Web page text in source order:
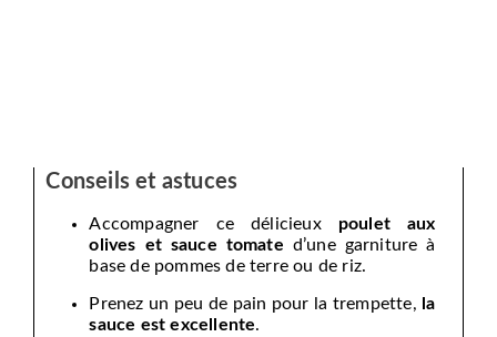
Conseils et astuces
Accompagner ce délicieux poulet aux
olives et sauce tomate d’une garniture à
base de pommes de terre ou de riz.
Prenez un peu de pain pour la trempette, la
sauce est excellente.